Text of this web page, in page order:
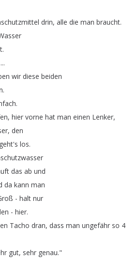
drin, alle die man braucht.
.
wir diese beiden
.
.
, hier vorne hat man einen Lenker,
, den
geht's los.
das ab und
da kann man
- halt nur
- hier.
Tacho dran, dass man ungefähr so 4
gut, sehr genau."